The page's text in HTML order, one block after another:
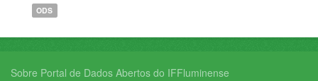
ODS
Sobre Portal de Dados Abertos do IFFluminense